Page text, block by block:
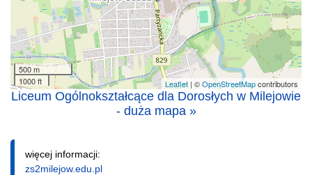
500 m
1000 ft
Leaflet | ©OpenStreetMapcontributors
Liceum Ogólnokształcące dla Dorosłych w Milejowie
- duża mapa »
więcej informacji:
zs2milejow.edu.pl